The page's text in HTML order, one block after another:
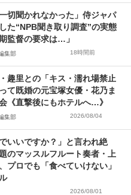
切聞かれなかった」侍ジャパ
た“NPB聞き取り調査”の実態
監督の要求は…」
集部 18時間前
趣里との「キス・濡れ場禁止
て既婚の元宝塚女優・花乃ま
《直撃後にもホテルへ…》
集部 2026/08/04
いいですか？」と言われ絶
のマッスルフルート奏者・上
プロでも「食べていけない」
2026/08/01